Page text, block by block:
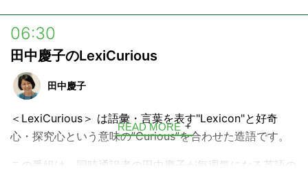
の未来をどうやって切り拓いていくか、そのヒントをリス
ナーの皆さんと一緒に見つけていきます。
06:30
田中慶子のLexiCurious
田中慶子
＜LexiCurious＞ は語彙・言葉を表す"Lexicon"と好奇
心・探究心という意味の”Curious”を合わせた造語です。
この番組は、同時通訳者の田中慶子が毎週気になる英語の
READ MORE